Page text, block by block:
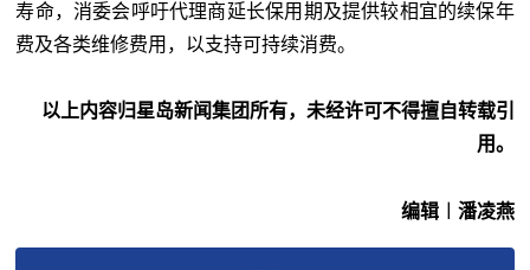
寿命，消委会呼吁代理商延长保用期及提供较相宜的续保年
费及各类维修费用，以支持可持续消费。
以上内容归星岛新闻集团所有，未经许可不得擅自转载引
用。
编辑︱潘凌燕